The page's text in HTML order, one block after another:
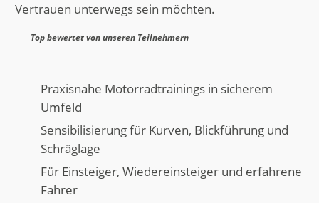
Vertrauen unterwegs sein möchten.
Top bewertet von unseren Teilnehmern
Praxisnahe Motorradtrainings in sicherem
Umfeld
Sensibilisierung für Kurven, Blickführung und
Schräglage
Für Einsteiger, Wiedereinsteiger und erfahrene
Fahrer